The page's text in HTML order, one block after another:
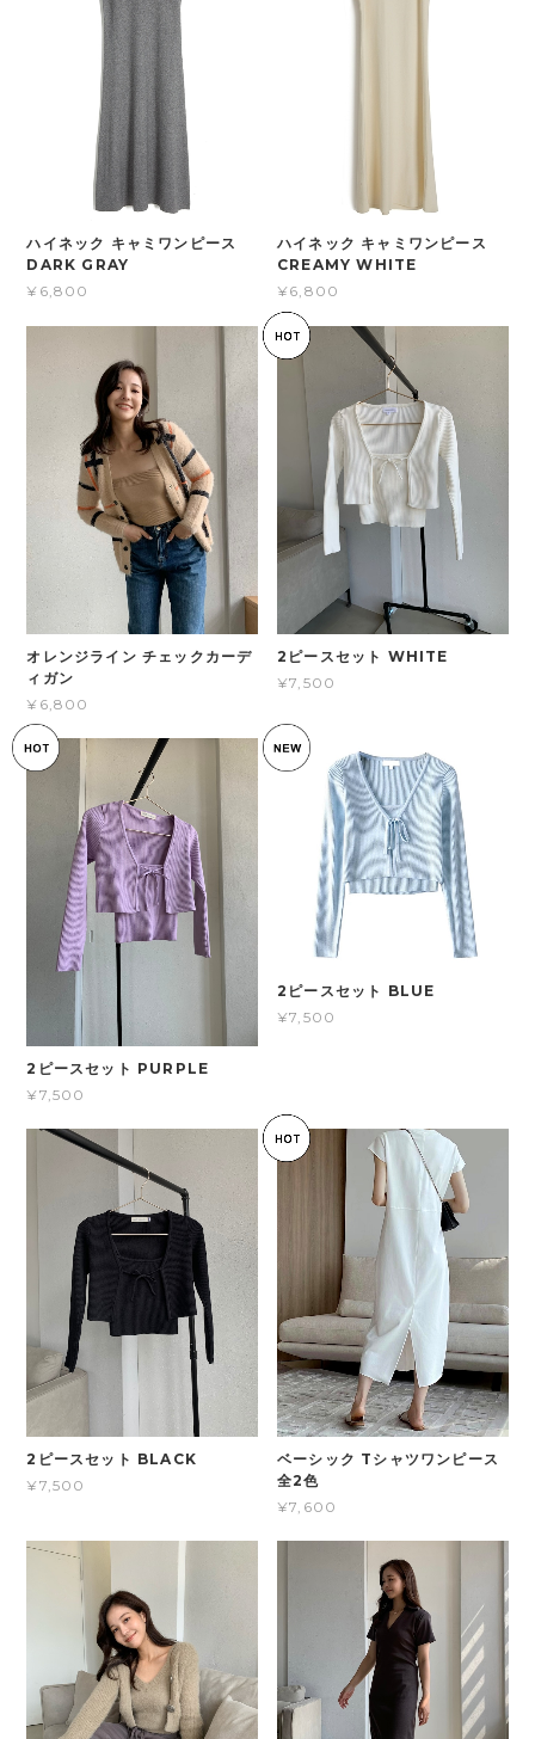
ハイネック キャミワンピース
DARK GRAY
¥6,800
ハイネック キャミワンピース
CREAMY WHITE
¥6,800
オレンジライン チェックカーデ
ィガン
¥6,800
2ピースセット WHITE
¥7,500
2ピースセット PURPLE
¥7,500
2ピースセット BLUE
¥7,500
2ピースセット BLACK
¥7,500
ベーシック Tシャツワンピース
全2色
¥7,600